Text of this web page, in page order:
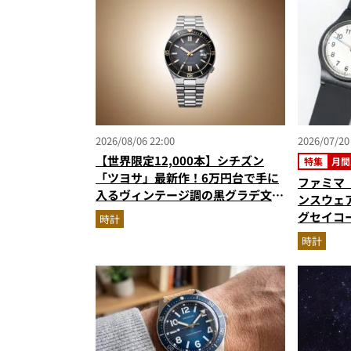
2026/08/06 22:00
【世界限定12,000本】シチズン
「ツヨサ」最新作！6万円台で手に
入るヴィンテージ調の黒グラデ文字
盤が男心をくすぐる
時計
2026/07/
特集 月
ファミマ
ンスウェ
グセイコ
ノ…ほか
グベスト
時計